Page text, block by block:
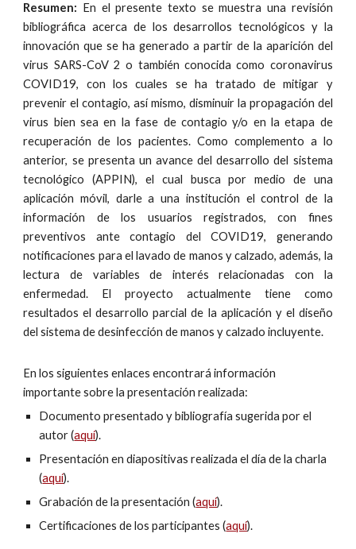
Resumen: En el presente texto se muestra una revisión
bibliográfica acerca de los desarrollos tecnológicos y la
innovación que se ha generado a partir de la aparición del
virus SARS-CoV 2 o también conocida como coronavirus
COVID19, con los cuales se ha tratado de mitigar y
prevenir el contagio, así mismo, disminuir la propagación del
virus bien sea en la fase de contagio y/o en la etapa de
recuperación de los pacientes. Como complemento a lo
anterior, se presenta un avance del desarrollo del sistema
tecnológico (APPIN), el cual busca por medio de una
aplicación móvil, darle a una institución el control de la
información de los usuarios registrados, con fines
preventivos ante contagio del COVID19, generando
notificaciones para el lavado de manos y calzado, además, la
lectura de variables de interés relacionadas con la
enfermedad. El proyecto actualmente tiene como
resultados el desarrollo parcial de la aplicación y el diseño
del sistema de desinfección de manos y calzado incluyente.
En los siguientes enlaces encontrará información
importante sobre la presentación realizada:
Documento presentado y bibliografía sugerida por el
autor (aquí).
Presentación en diapositivas realizada el día de la charla
(aquí).
Grabación de la presentación (aquí).
Certificaciones de los participantes (aquí).